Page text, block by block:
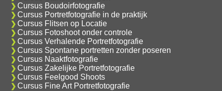
Cursus Boudoirfotografie
Cursus Portretfotografie in de praktijk
Cursus Flitsen op Locatie
Cursus Fotoshoot onder controle
Cursus Verhalende Portretfotografie
Cursus Spontane portretten zonder poseren
Cursus Naaktfotografie
Cursus Zakelijke Portretfotografie
Cursus Feelgood Shoots
Cursus Fine Art Portretfotografie